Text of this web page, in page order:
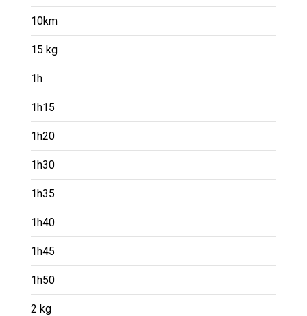
10km
15 kg
1h
1h15
1h20
1h30
1h35
1h40
1h45
1h50
2 kg